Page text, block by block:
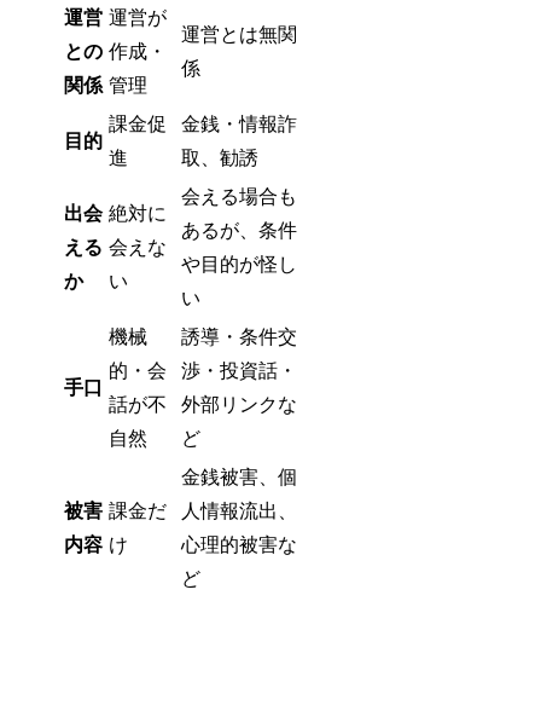
運営
との
関係
運営が
作成・
管理
運営とは無関
係
目的
課金促
進
金銭・情報詐
取、勧誘
出会
える
か
絶対に
会えな
い
会える場合も
あるが、条件
や目的が怪し
い
手口
機械
的・会
話が不
自然
誘導・条件交
渉・投資話・
外部リンクな
ど
被害
内容
課金だ
け
金銭被害、個
人情報流出、
心理的被害な
ど